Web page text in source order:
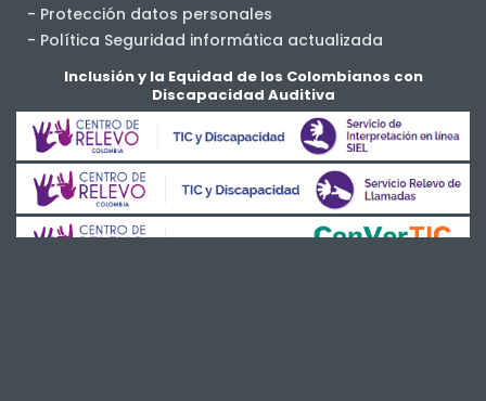
- Protección datos personales
- Política Seguridad informática actualizada
- Salud y Seguridad en el Trabajo
Inclusión y la Equidad de los Colombianos con
Discapacidad Auditiva